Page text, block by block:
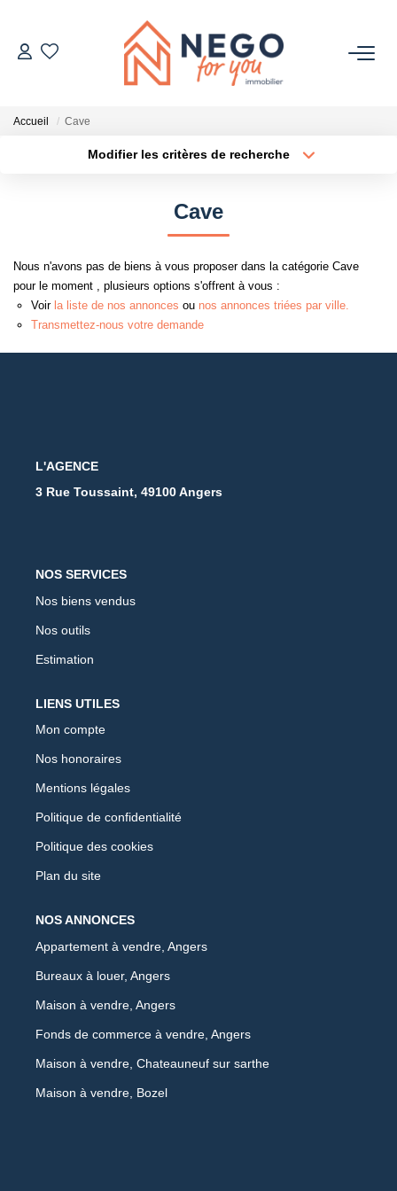
ACHETER
À PROPOS
Accueil Cave
Modifier les critères de recherche
Budget max Plus de critères
Cave
Nous n'avons pas de biens à vous proposer dans la catégorie Cave
pour le moment , plusieurs options s'offrent à vous :
Voir la liste de nos annonces ou nos annonces triées par ville.
Transmettez-nous votre demande
L'AGENCE
3 Rue Toussaint, 49100 Angers
NOS SERVICES
Nos biens vendus
Nos outils
Estimation
LIENS UTILES
Mon compte
Nos honoraires
Mentions légales
Politique de confidentialité
Politique des cookies
Plan du site
NOS ANNONCES
Appartement à vendre, Angers
Bureaux à louer, Angers
Maison à vendre, Angers
Fonds de commerce à vendre, Angers
Maison à vendre, Chateauneuf sur sarthe
Maison à vendre, Bozel